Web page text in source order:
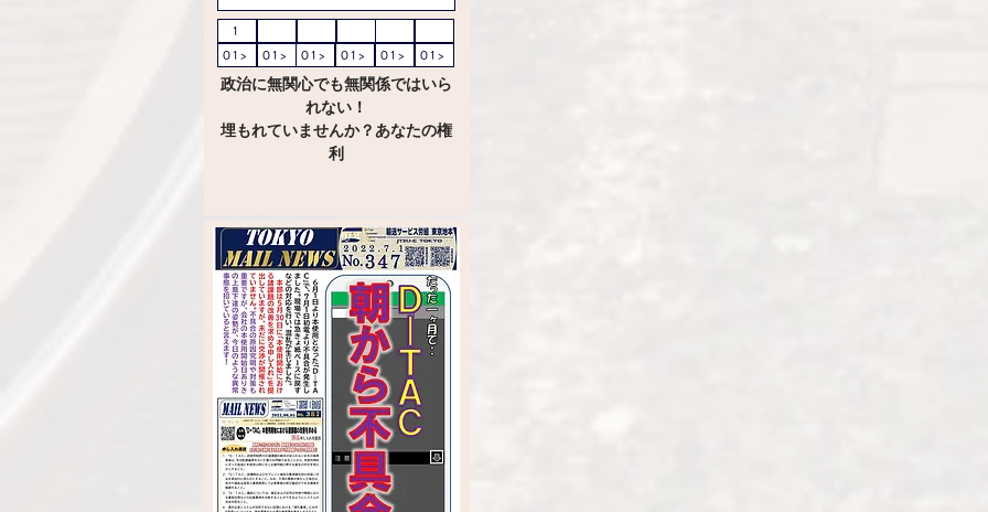
1
01> 01> 01> 01> 01> 01>
政治に無関心でも無関係ではいら
れない！
埋もれていませんか？あなたの権
利